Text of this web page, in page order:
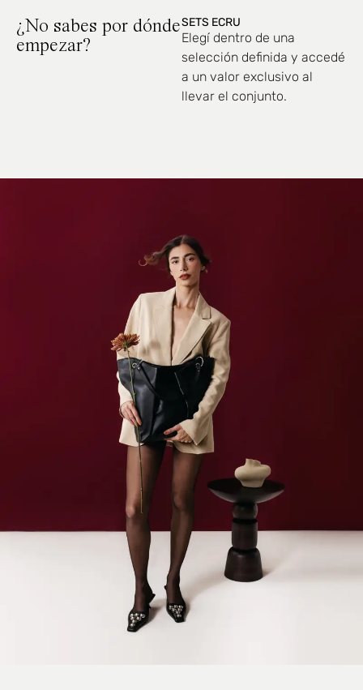
¿No sabes por dónde
empezar?
SETS ECRU
Elegí dentro de una
selección definida y accedé
a un valor exclusivo al
llevar el conjunto.